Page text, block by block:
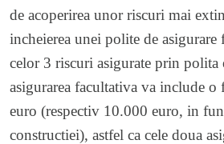
de acoperirea unor riscuri mai
incheierea unei polite de
celor 3 riscuri asigurate prin polita
asigurarea facultativa va include o
euro (respectiv 10.000 euro, in
constructiei), astfel ca cele doua